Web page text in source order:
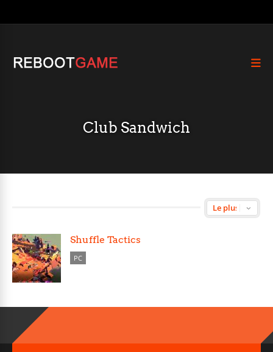
Club Sandwich
Shuffle Tactics
PC